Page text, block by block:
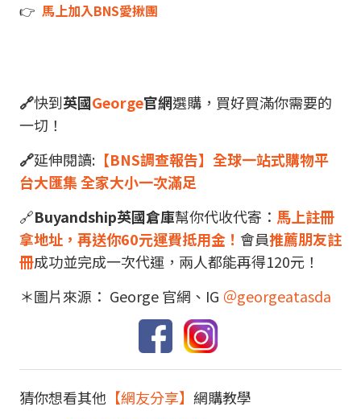
👉 馬上加入BNS愛揪團
🔗快到英國George官網選購，買好買滿你需要的
一切！
🔗延伸閱讀: 【BNS調查報告】全球一站式購物平
台大匯集 全家大小一次滿足
🔗Buyandship英國倉庫幫你代收代寄： 馬上註冊
拿地址，再送你60元運費抵用金！ 會員推薦朋友註
冊成功並完成一次代運，兩人都能再得120元！
＊圖片來源： George 官網、IG ＠georgeatasda
猜你想看其他 【網友分享】 網購教學